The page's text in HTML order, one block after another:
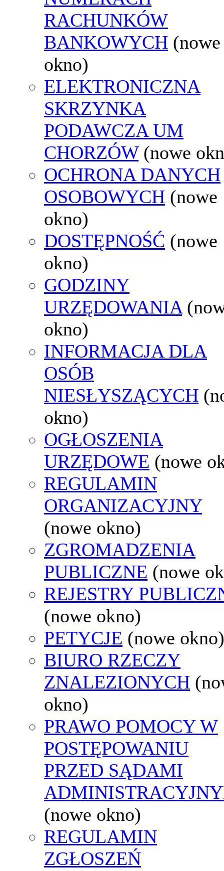
RACHUNKÓW
BANKOWYCH (nowe
okno)
ELEKTRONICZNA
SKRZYNKA
PODAWCZA UM
CHORZÓW (nowe
OCHRONA DANYCH
OSOBOWYCH (nowe
okno)
DOSTĘPNOŚĆ (nowe
okno)
GODZINY
URZĘDOWANIA
okno)
INFORMACJA DLA
OSÓB
NIESŁYSZĄCYCH
okno)
OGŁOSZENIA
URZĘDOWE (nowe
REGULAMIN
ORGANIZACYJNY
(nowe okno)
ZGROMADZENIA
PUBLICZNE (nowe
REJESTRY
(nowe okno)
PETYCJE (nowe okno)
BIURO RZECZY
ZNALEZIONYCH
okno)
PRAWO POMOCY W
POSTĘPOWANIU
PRZED SĄDAMI
(nowe okno)
REGULAMIN
ZGŁOSZEŃ